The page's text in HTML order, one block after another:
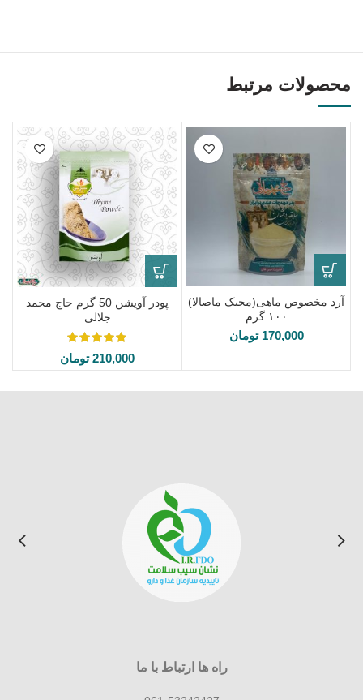
محصولات مرتبط
آرد مخصوص ماهی(مجبک ماصالا)
۱۰۰ گرم
170,000 تومان
پودر آویشن 50 گرم حاج محمد
جلالی
210,000 تومان
راه ها ارتباط با ما